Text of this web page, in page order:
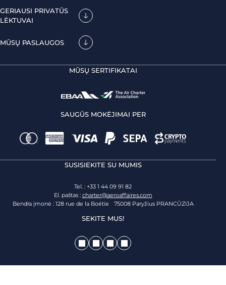
GERIAUSI PRIVATŪS
LĖKTUVAI
MŪSŲ PASLAUGOS
MŪSŲ SERTIFIKATAI
SAUGŪS MOKĖJIMAI PER
SUSISIEKITE SU MUMIS
Tel. : +33 1 44 09 91 82
El. paštas : charter@aeroaffaires.com
Bendra įmonė : 128 rue de la Boétie 75008 Paryžius PRANCŪZIJA
SEKITE MUS!